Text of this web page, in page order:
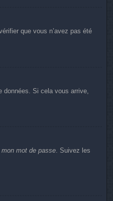
que vous n’avez pas été
données. Si cela vous arrive,
mon mot de passe. Suivez les